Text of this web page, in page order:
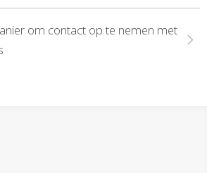
om contact op te nemen met